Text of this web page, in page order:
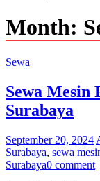
Month:
Sewa
Sewa Mesin
Surabaya
September 20, 2024
Surabaya, sewa
Surabaya0 comment